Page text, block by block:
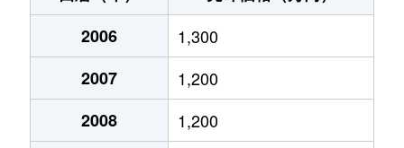
北８条東
1,200万円
北８条東
1,400万円
北８条東
390万円
2006
1,300
2007
1,200
2008
1,200